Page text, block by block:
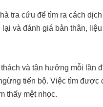
tra cứu để tìm ra cách
và đánh giá bản thân,
và tận hưởng mỗi lần
tiến bộ. Việc tìm được
thấy mệt nhọc.